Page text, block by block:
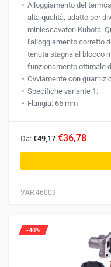
VAR-46009
Alloggiamento del
alta qualità, adatto per
miniescavatori Kubota.
l'alloggiamento corretto
tenuta stagna al blocco
funzionamento ottimale
Ovviamente con
Specifiche variante 1:
Flangia: 66 mm
Da: €49,17 €36,78
prodotto
ha
più
Le
possono
-40%